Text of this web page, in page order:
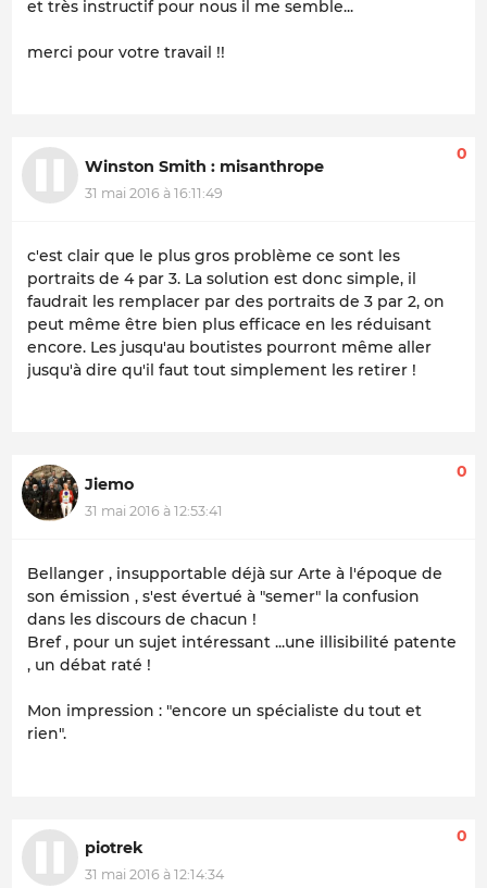
et très instructif pour nous il me semble...
merci pour votre travail !!
Winston Smith : misanthrope
31 mai 2016 à 16:11:49
0
c'est clair que le plus gros problème ce sont les
portraits de 4 par 3. La solution est donc simple, il
faudrait les remplacer par des portraits de 3 par 2, on
peut même être bien plus efficace en les réduisant
encore. Les jusqu'au boutistes pourront même aller
jusqu'à dire qu'il faut tout simplement les retirer !
Jiemo
31 mai 2016 à 12:53:41
0
Bellanger , insupportable déjà sur Arte à l'époque de
son émission , s'est évertué à "semer" la confusion
dans les discours de chacun !
Bref , pour un sujet intéressant ...une illisibilité patente
, un débat raté !
Mon impression : "encore un spécialiste du tout et
rien".
piotrek
31 mai 2016 à 12:14:34
0